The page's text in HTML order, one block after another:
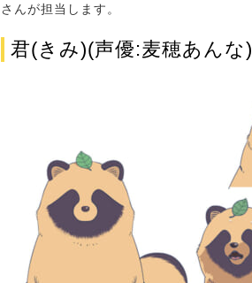
さんが担当します。
君(きみ)(声優:麦穂あんな)